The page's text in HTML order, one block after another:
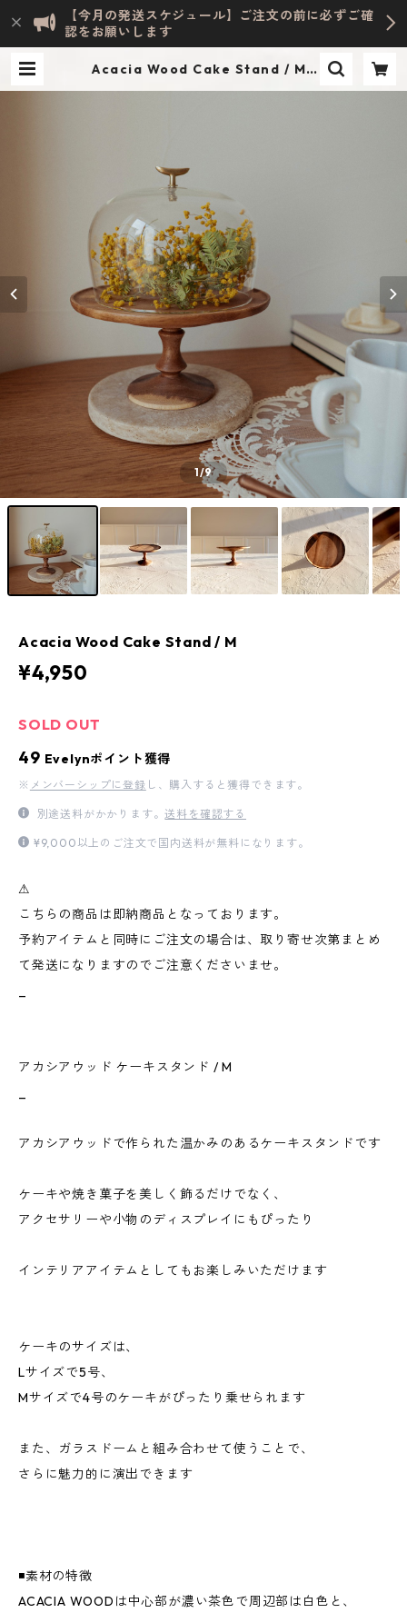
【今月の発送スケジュール】ご注文の前に必ずご確
認をお願いします
Acacia Wood Cake Stand / M |
1/9
Acacia Wood Cake Stand / M
¥4,950
SOLD OUT
49 Evelynポイント獲得
※ メンバーシップに登録 し、購入すると獲得できます。
別途送料がかかります。送料を確認する
¥9,000以上のご注文で国内送料が無料になります。
⚠︎
こちらの商品は即納商品となっております。
予約アイテムと同時にご注文の場合は、取り寄せ次第まとめ
て発送になりますのでご注意くださいませ。
アカシアウッド ケーキスタンド / M
アカシアウッドで作られた温かみのあるケーキスタンドです
ケーキや焼き菓子を美しく飾るだけでなく、
アクセサリーや小物のディスプレイにもぴったり
インテリアアイテムとしてもお楽しみいただけます
ケーキのサイズは、
Lサイズで5号、
Mサイズで4号のケーキがぴったり乗せられます
また、ガラスドームと組み合わせて使うことで、
さらに魅力的に演出できます
◾️素材の特徴
ACACIA WOODは中心部が濃い茶色で周辺部は白色と、